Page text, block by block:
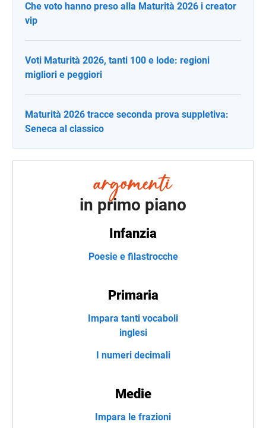
Che voto hanno preso alla Maturità 2026 i creator
vip
Voti Maturità 2026, tanti 100 e lode: regioni
migliori e peggiori
Maturità 2026 tracce seconda prova suppletiva:
Seneca al classico
in primo piano
Infanzia
Poesie e filastrocche
Primaria
Impara tanti vocaboli
inglesi
I numeri decimali
Medie
Impara le frazioni